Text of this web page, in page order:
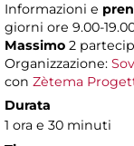
Informazioni e
giorni ore 9.00-
Massimo 2
Organizzazione:
con Zètema
Durata
1 ora e 30 minuti